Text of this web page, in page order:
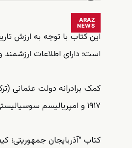
ARAZ
NEWS
این کتاب با توجه به ارزش
است؛ دارای اطلاعات
کمک برادرانه دولت عثمانی
۱۹۱۷ و امپریالیسم سوسیالیستی روسی و دیگر وقایع تاریخی را در این کتاب می‌خوانیم.
کتاب "آذربایجان